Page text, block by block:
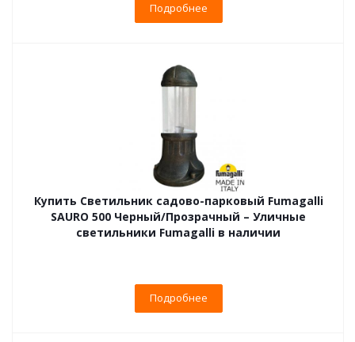
Подробнее
Купить Светильник садово-парковый Fumagalli
SAURO 500 Черный/Прозрачный – Уличные
светильники Fumagalli в наличии
Подробнее